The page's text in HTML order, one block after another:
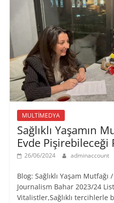
MULTİMEDYA
Sağlıklı Yaşamın
Evde
26/06/2024 adminaccount
Blog: Sağlıklı Yaşam
Journalism Bahar 2023/24
Vitalistler,Sağlıklı tercihlerle